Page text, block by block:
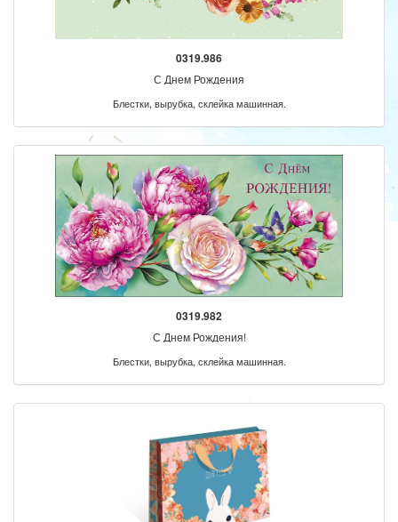
0319.986
С Днем Рождения
Блестки, вырубка, склейка машинная.
0319.982
С Днем Рождения!
Блестки, вырубка, склейка машинная.